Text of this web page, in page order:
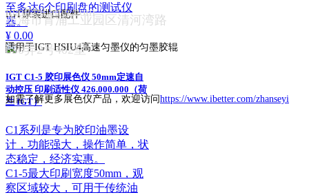
至多达6个印刷盘的测试仪
器。
¥ 0.00
IGT C1-5 胶印展色仪 50mm定速自
动控压 印刷适性仪 426.000.000（荷
兰 IGT）
C1系列是专为胶印油墨设
计，功能强大，操作简单，状
态稳定，经济实惠。
C1-5最大印刷宽度50mm，观
察区域较大，可用于传统油
IGT原装进口配件
适用于IGT HSIU4高速匀墨仪的匀墨胶辊
如需了解更多展色仪产品，欢迎访问https://www.ibetter.com/zhanseyi
mail@ibetter.com
上海市青浦工业园区清河湾路
850弄2号402室